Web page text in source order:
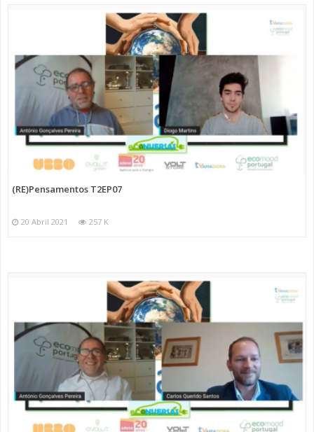
(RE)Pensamentos T2EP07
20 Abril 2021 257 K